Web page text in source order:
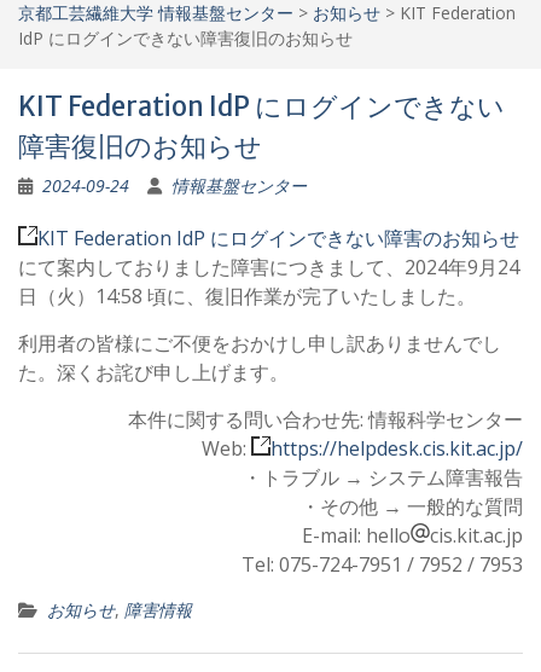
京都工芸繊維大学 情報基盤センター > お知らせ > KIT Federation
IdP にログインできない障害復旧のお知らせ
KIT Federation IdP にログインできない
障害復旧のお知らせ
2024-09-24 情報基盤センター
KIT Federation IdP にログインできない障害のお知らせ
にて案内しておりました障害につきまして、2024年9月24
日（火）14:58 頃に、復旧作業が完了いたしました。
利用者の皆様にご不便をおかけし申し訳ありませんでし
た。深くお詫び申し上げます。
本件に関する問い合わせ先: 情報科学センター
Web:
https://helpdesk.cis.kit.ac.jp/
・トラブル → システム障害報告
・その他 → 一般的な質問
E-mail: hello
cis.kit.ac.jp
Tel: 075-724-7951 / 7952 / 7953
お知らせ, 障害情報